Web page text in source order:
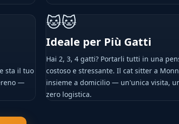
sta il tuo
—
🐱🐱
Ideale per Più Gatti
Hai 2, 3, 4 gatti? Portarli tutti in una
costoso e stressante. Il cat sitter a
insieme a domicilio — un'unica visita,
zero logistica.